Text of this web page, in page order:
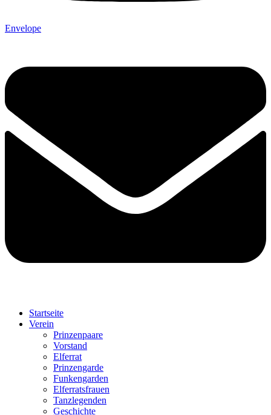
Envelope
Startseite
Verein
Prinzenpaare
Vorstand
Elferrat
Prinzengarde
Funkengarden
Elferratsfrauen
Tanzlegenden
Geschichte